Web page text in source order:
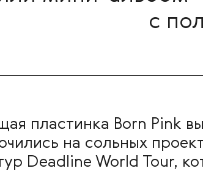
с
пластинка Born Pink
на сольных
Deadline World Tour,